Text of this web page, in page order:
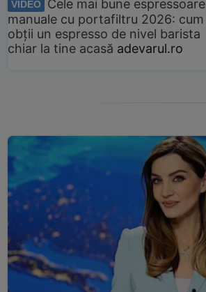
VIDEO
Cele mai bune espressoare
manuale cu portafiltru 2026: cum
obții un espresso de nivel barista
chiar la tine acasă adevarul.ro